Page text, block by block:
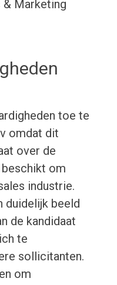
& Marketing
toe te
omdat dit
over de
om
industrie.
duidelijk beeld
de kandidaat
te
sollicitanten.
om